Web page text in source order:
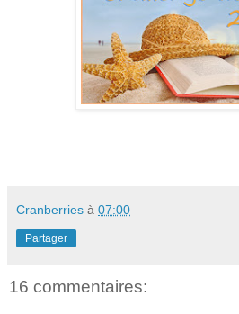
Cranberries à 07:00
Partager
16 commentaires: